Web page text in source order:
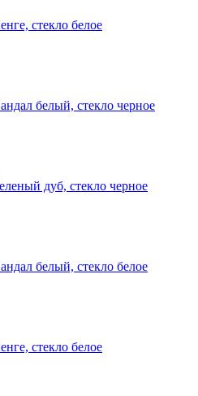
стекло белое
белый, стекло черное
дуб, стекло черное
белый, стекло белое
стекло белое